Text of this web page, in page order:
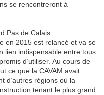
se rencontreront à
Pas de Calais.
en 2015 est relancé et va se
lien indispensable entre tous
d’utiliser. Au cours de
ce que la CAVAM avait
d’autres régions où la
tenant le plus grand